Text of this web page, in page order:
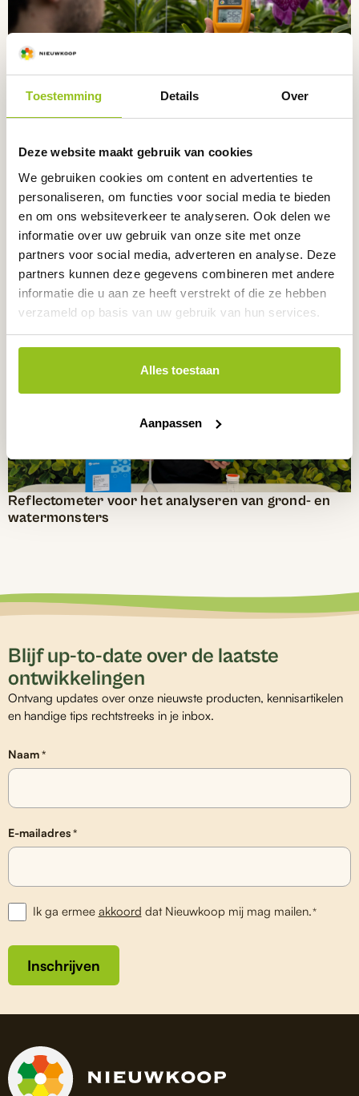
Toestemming Details Over
Deze website maakt gebruik van cookies
We gebruiken cookies om content en advertenties te
personaliseren, om functies voor social media te bieden
en om ons websiteverkeer te analyseren. Ook delen we
informatie over uw gebruik van onze site met onze
partners voor social media, adverteren en analyse. Deze
partners kunnen deze gegevens combineren met andere
informatie die u aan ze heeft verstrekt of die ze hebben
verzameld op basis van uw gebruik van hun services.
Alles toestaan
Aanpassen
CO₂, temperatuur en relatieve luchtvochtigheid
meter
Relatieve luchtvochtigheid en temperatuur meter
Hoofd- en spoorelementen
Reflectometer voor het analyseren van grond- en
watermonsters
Blijf up-to-date over de laatste
ontwikkelingen
Ontvang updates over onze nieuwste producten, kennisartikelen
en handige tips rechtstreeks in je inbox.
Naam *
E-mailadres *
Ik ga ermee akkoord dat Nieuwkoop mij mag mailen.*